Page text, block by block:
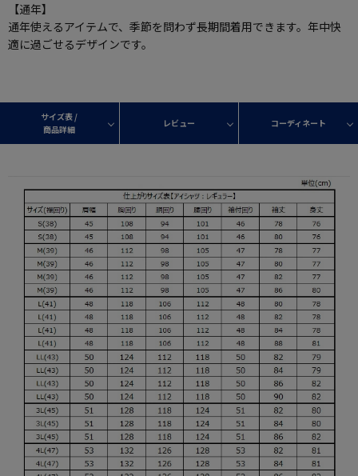
【通年】
通年使えるアイテムで、季節を問わず長期間着用できます。年中快
適に過ごせるデザインです。
サイズ表 /
商品詳細
レビュー コーディネート